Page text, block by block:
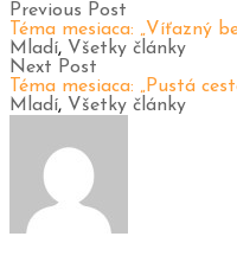
Previous Post
Téma mesiaca: „Víťazný
Mladí, Všetky články
Next Post
Téma mesiaca: „Pustá
Mladí, Všetky články